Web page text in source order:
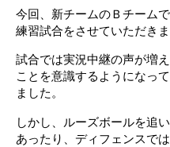
今回、新チームのＢチーム
練習試合をさせていただきま
試合では実況中継の声が増
ことを意識するようになっ
ました。
しかし、ルーズボールを追
あったり、ディフェンスで